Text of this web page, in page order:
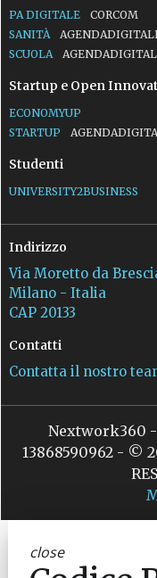
PA DIGITALE
CORCOM
SANITÀ
SCUOLA
Startup e Open
ECONOMYUP
STARTUP
Studenti
UNIVERSITY2BUSINESS
Indirizzo
Via Moretto da
Milano - Italia
CAP 20133
Contatti
Contatta il nostro
Nextwork360
13868590962 - ©
close